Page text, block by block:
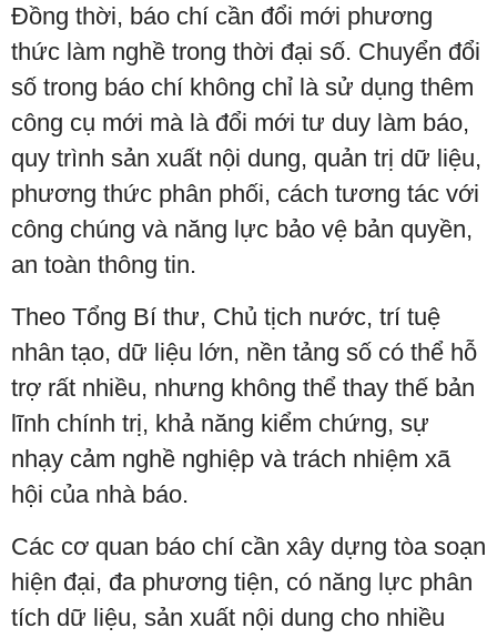
Đồng thời, báo chí cần đổi mới phương
thức làm nghề trong thời đại số. Chuyển đổi
số trong báo chí không chỉ là sử dụng thêm
công cụ mới mà là đổi mới tư duy làm báo,
quy trình sản xuất nội dung, quản trị dữ liệu,
phương thức phân phối, cách tương tác với
công chúng và năng lực bảo vệ bản quyền,
an toàn thông tin.
Theo Tổng Bí thư, Chủ tịch nước, trí tuệ
nhân tạo, dữ liệu lớn, nền tảng số có thể hỗ
trợ rất nhiều, nhưng không thể thay thế bản
lĩnh chính trị, khả năng kiểm chứng, sự
nhạy cảm nghề nghiệp và trách nhiệm xã
hội của nhà báo.
Các cơ quan báo chí cần xây dựng tòa soạn
hiện đại, đa phương tiện, có năng lực phân
tích dữ liệu, sản xuất nội dung cho nhiều